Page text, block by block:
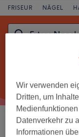
FRISEUR NÄGEL
Sortieren nach
Wir verwenden
Dritten, um
Datenverkehr zu
Informationen